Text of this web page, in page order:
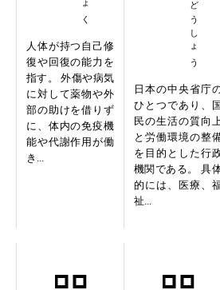
人体が持つ自己修
復や回復の能力を
指す。 外傷や病気
に対して薬物や外
部の助けを借りず
に、体内の免疫機
能や代謝作用が働
き...
日本の中央省庁
ひとつであり、国
民の生活の質向
と労働環境の整
を目的とした行
機関である。 具
的には、医療、
祉...